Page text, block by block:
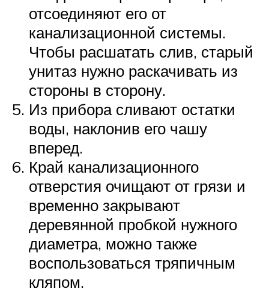
отсоединяют его от
канализационной системы.
Чтобы расшатать слив, старый
унитаз нужно раскачивать из
стороны в сторону.
Из прибора сливают остатки
воды, наклонив его чашу
вперед.
Край канализационного
отверстия очищают от грязи и
временно закрывают
деревянной пробкой нужного
диаметра, можно также
воспользоваться тряпичным
кляпом.